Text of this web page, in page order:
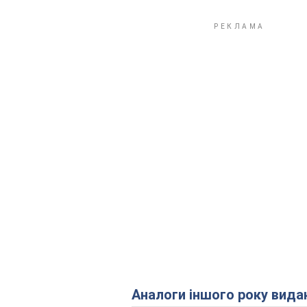
Аналоги іншого року